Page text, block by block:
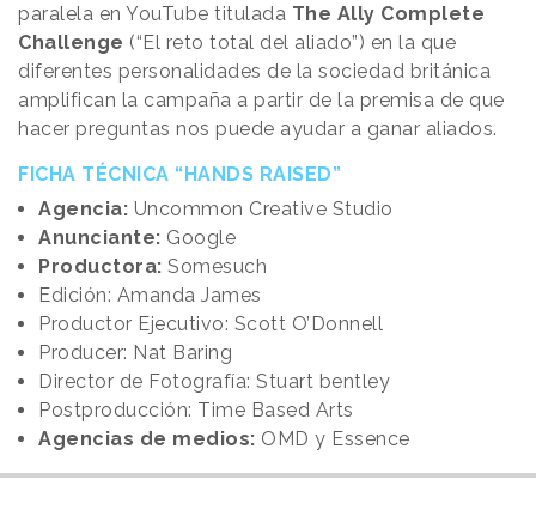
paralela en YouTube titulada The Ally Complete
Challenge (“El reto total del aliado”) en la que
diferentes personalidades de la sociedad británica
amplifican la campaña a partir de la premisa de que
hacer preguntas nos puede ayudar a ganar aliados.
FICHA TÉCNICA “HANDS RAISED”
Agencia: Uncommon Creative Studio
Anunciante: Google
Productora: Somesuch
Edición: Amanda James
Productor Ejecutivo: Scott O’Donnell
Producer: Nat Baring
Director de Fotografía: Stuart bentley
Postproducción: Time Based Arts
Agencias de medios: OMD y Essence